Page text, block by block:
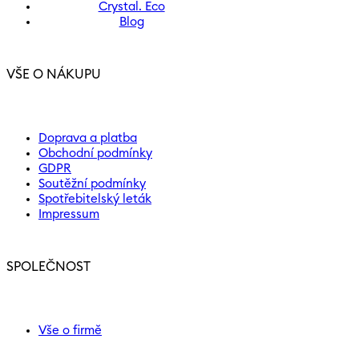
Crystal. Eco
Blog
VŠE O NÁKUPU
Doprava a platba
Obchodní podmínky
GDPR
Soutěžní podmínky
Spotřebitelský leták
Impressum
SPOLEČNOST
Vše o firmě